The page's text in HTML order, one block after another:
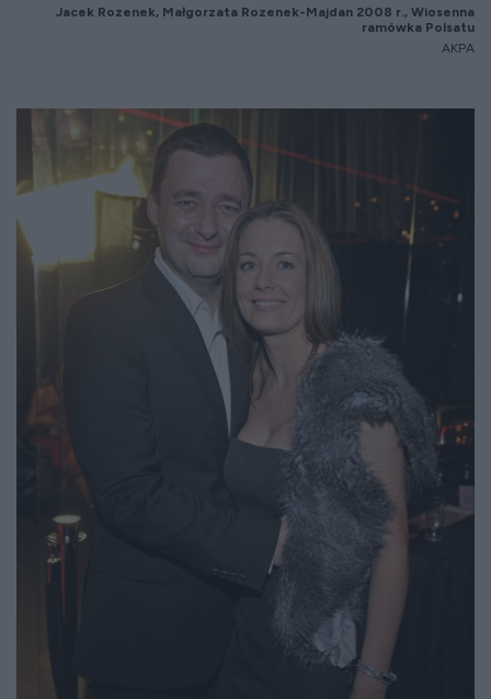
Jacek Rozenek, Małgorzata Rozenek-Majdan 2008 r., Wiosenna
ramówka Polsatu
AKPA